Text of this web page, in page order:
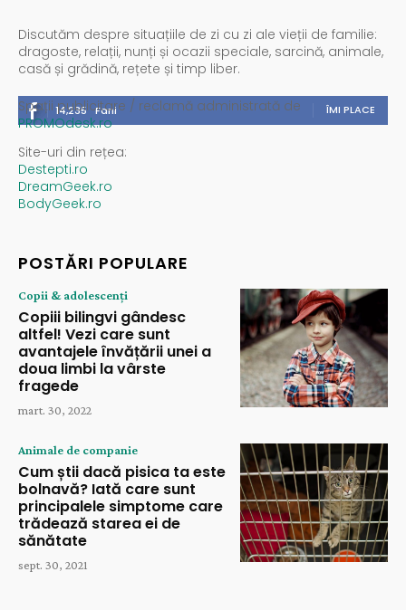
Discutăm despre situațiile de zi cu zi ale vieții de familie:
dragoste, relații, nunți și ocazii speciale, sarcină, animale,
casă și grădină, rețete și timp liber.
14,235 Fani ÎMI PLACE
Spații publicitare / reclamă administrată de
PROMOdesk.ro
Site-uri din rețea:
Destepti.ro
DreamGeek.ro
BodyGeek.ro
POSTĂRI POPULARE
Copii & adolescenți
Copiii bilingvi gândesc
altfel! Vezi care sunt
avantajele învățării unei a
doua limbi la vârste
fragede
mart. 30, 2022
Animale de companie
Cum știi dacă pisica ta este
bolnavă? Iată care sunt
principalele simptome care
trădează starea ei de
sănătate
sept. 30, 2021